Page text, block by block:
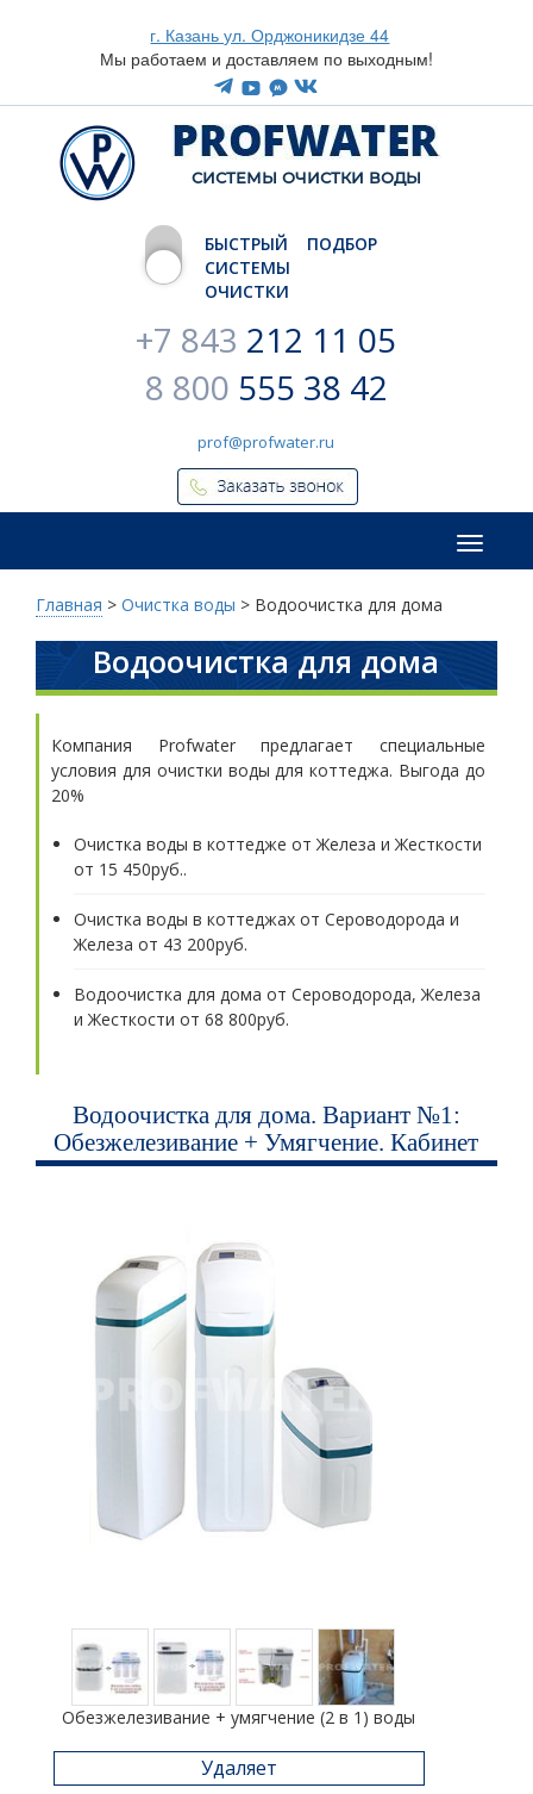
г. Казань ул. Орджоникидзе 44
Мы работаем и доставляем по выходным!
CИСТЕМЫ ОЧИСТКИ ВОДЫ
БЫСТРЫЙ ПОДБОР
СИСТЕМЫ
ОЧИСТКИ
+7 843 212 11 05
8 800 555 38 42
prof@profwater.ru
Меню
Главная > Очистка воды > Водоочистка для дома
Водоочистка для дома
Компания Profwater предлагает специальные
условия для очистки воды для коттеджа. Выгода до
20%
Очистка воды в коттедже от Железа и Жесткости
от 15 450руб..
Очистка воды в коттеджах от Сероводорода и
Железа от 43 200руб.
Водоочистка для дома от Сероводорода, Железа
и Жесткости от 68 800руб.
Водоочистка для дома. Вариант №1:
Обезжелезивание + Умягчение. Кабинет
Обезжелезивание + умягчение (2 в 1) воды
Удаляет